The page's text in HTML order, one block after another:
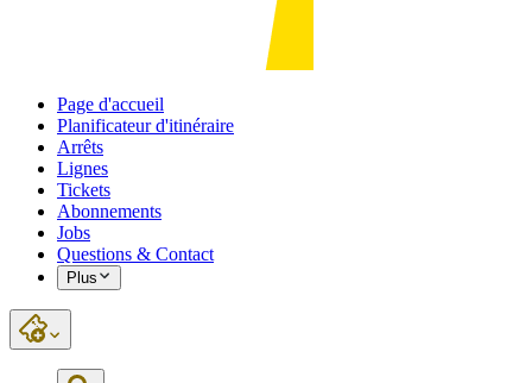
Page d'accueil
Planificateur d'itinéraire
Arrêts
Lignes
Tickets
Abonnements
Jobs
Questions & Contact
Plus